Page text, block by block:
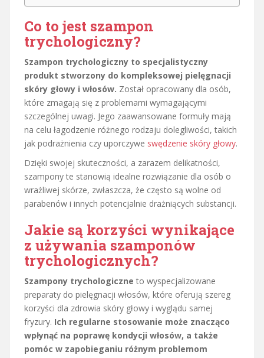
Co to jest szampon
trychologiczny?
Szampon trychologiczny to specjalistyczny
produkt stworzony do kompleksowej pielęgnacji
skóry głowy i włosów. Został opracowany dla osób,
które zmagają się z problemami wymagającymi
szczególnej uwagi. Jego zaawansowane formuły mają
na celu łagodzenie różnego rodzaju dolegliwości, takich
jak podrażnienia czy uporczywe swędzenie skóry głowy.
Dzięki swojej skuteczności, a zarazem delikatności,
szampony te stanowią idealne rozwiązanie dla osób o
wrażliwej skórze, zwłaszcza, że często są wolne od
parabenów i innych potencjalnie drażniących substancji.
Jakie są korzyści wynikające
z używania szamponów
trychologicznych?
Szampony trychologiczne to wyspecjalizowane
preparaty do pielęgnacji włosów, które oferują szereg
korzyści dla zdrowia skóry głowy i wyglądu samej
fryzury. Ich regularne stosowanie może znacząco
wpłynąć na poprawę kondycji włosów, a także
pomóc w zapobieganiu różnym problemom